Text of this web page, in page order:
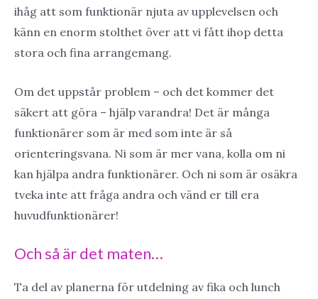
ihåg att som funktionär njuta av upplevelsen och
känn en enorm stolthet över att vi fått ihop detta
stora och fina arrangemang.
Om det uppstår problem – och det kommer det
säkert att göra – hjälp varandra! Det är många
funktionärer som är med som inte är så
orienteringsvana. Ni som är mer vana, kolla om ni
kan hjälpa andra funktionärer. Och ni som är osäkra
tveka inte att fråga andra och vänd er till era
huvudfunktionärer!
Och så är det maten…
Ta del av planerna för utdelning av fika och lunch